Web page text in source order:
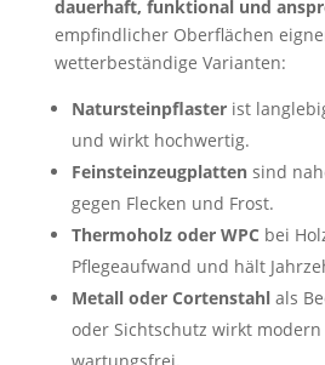
dauerhaft, funktional und
empfindlicher Oberflächen
wetterbeständige Varianten:
Natursteinpflasterist
und wirkt hochwertig.
Feinsteinzeugplattensind
gegen Flecken und Frost.
Thermoholz oder WPC bei
Pflegeaufwand und hält
Metall oder Cortenstahlals
oder Sichtschutz wirkt